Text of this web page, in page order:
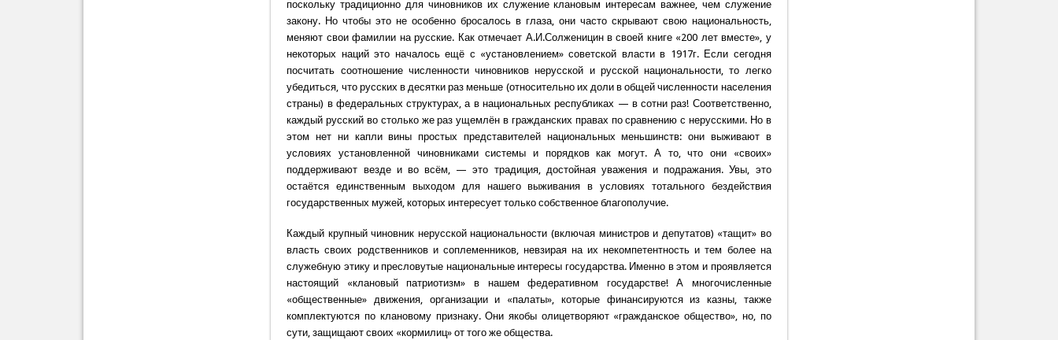
поскольку традиционно для чиновников их служение клановым интересам важнее, чем служение
закону. Но чтобы это не особенно бросалось в глаза, они часто скрывают свою национальность,
меняют свои фамилии на русские. Как отмечает А.И.Солженицин в своей книге «200 лет вместе», у
некоторых наций это началось ещё с «установлением» советской власти в 1917г. Если сегодня
посчитать соотношение численности чиновников нерусской и русской национальности, то легко
убедиться, что русских в десятки раз меньше (относительно их доли в общей численности населения
страны) в федеральных структурах, а в национальных республиках — в сотни раз! Соответственно,
каждый русский во столько же раз ущемлён в гражданских правах по сравнению с нерусскими. Но в
этом нет ни капли вины простых представителей национальных меньшинств: они выживают в
условиях установленной чиновниками системы и порядков как могут. А то, что они «своих»
поддерживают везде и во всём, — это традиция, достойная уважения и подражания. Увы, это
остаётся единственным выходом для нашего выживания в условиях тотального бездействия
государственных мужей, которых интересует только собственное благополучие.
Каждый крупный чиновник нерусской национальности (включая министров и депутатов) «тащит» во
власть своих родственников и соплеменников, невзирая на их некомпетентность и тем более на
служебную этику и пресловутые национальные интересы государства. Именно в этом и проявляется
настоящий «клановый патриотизм» в нашем федеративном государстве! А многочисленные
«общественные» движения, организации и «палаты», которые финансируются из казны, также
комплектуются по клановому признаку. Они якобы олицетворяют «гражданское общество», но, по
сути, защищают своих «кормилиц» от того же общества.